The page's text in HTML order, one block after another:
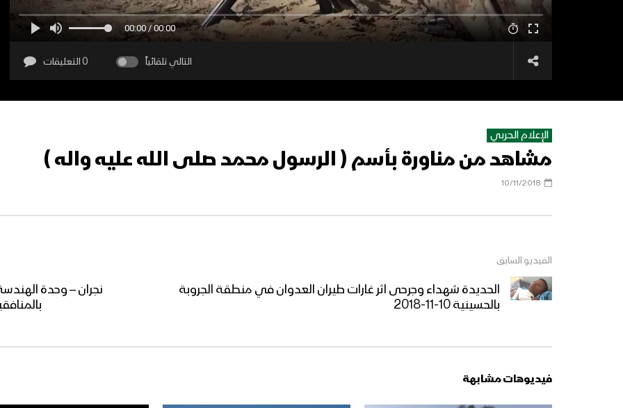
00:00 / 00:00
التالي تلقائياً 0 التعليقات
الإعلام الحربي
مشاهد من مناورة بأسم ( الرسول محمد صلى الله عليه واله )
10/11/2018
الفيديو السابق
الحديدة شهداء وجرحى اثر غارات طيران العدوان في منطقة الجروبة
بالحسينية 10-11-2018
نجران – وحدة
فيديوهات مشابهة